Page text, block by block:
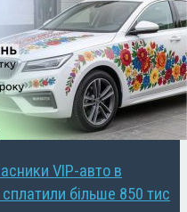
VIP-авто в
сплатили більше 850 тис